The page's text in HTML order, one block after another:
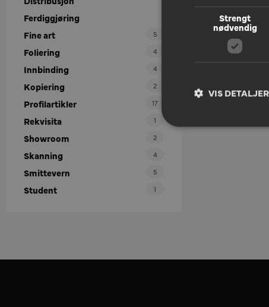
Ferdiggjøring
Fine art
5
Foliering 4
Innbinding 4
Kopiering 2
Profilartikler 17
Rekvisita 1
Showroom 2
Skanning 4
Smittevern 5
Student 1
Digital
Digital
Strengt
nødvendig
VIS DETALJER